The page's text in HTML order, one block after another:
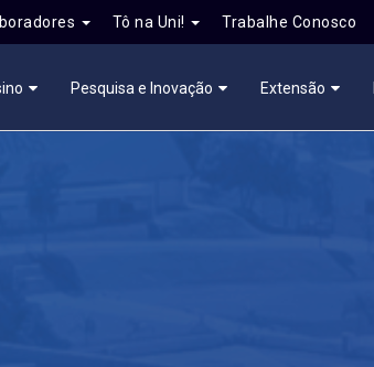
Tô na Uni! Trabalhe Conosco
Pesquisa e Inovação Extensão